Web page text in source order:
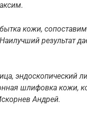
кожи,
результат
эндоскопический
шлифовка кожи,
Андрей.